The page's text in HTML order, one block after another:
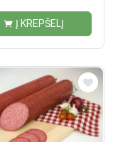
Į KREPŠELĮ